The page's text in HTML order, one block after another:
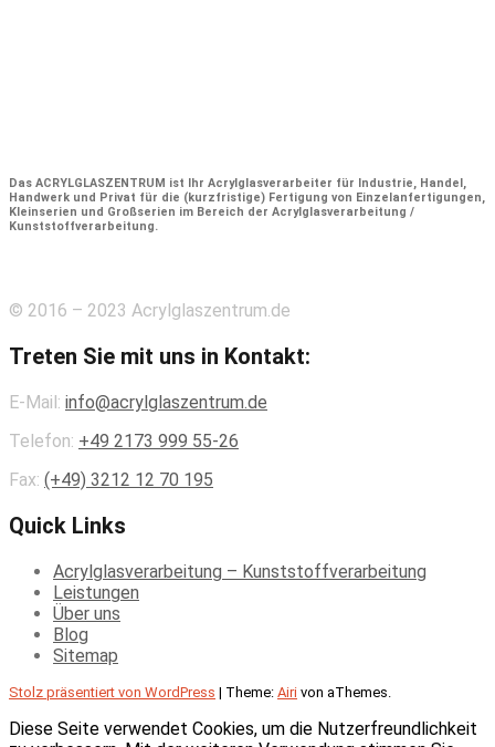
Das ACRYLGLASZENTRUM ist Ihr Acrylglasverarbeiter für Industrie, Handel,
Handwerk und Privat für die (kurzfristige) Fertigung von Einzelanfertigungen,
Kleinserien und Großserien im Bereich der Acrylglasverarbeitung /
Kunststoffverarbeitung.
© 2016 – 2023 Acrylglaszentrum.de
Treten Sie mit uns in Kontakt:
E-Mail: info@acrylglaszentrum.de
Telefon: +49 2173 999 55-26
Fax: (+49) 3212 12 70 195
Quick Links
Acrylglasverarbeitung – Kunststoffverarbeitung
Leistungen
Über uns
Blog
Sitemap
Stolz präsentiert von WordPress | Theme: Airi von aThemes.
Diese Seite verwendet Cookies, um die Nutzerfreundlichkeit